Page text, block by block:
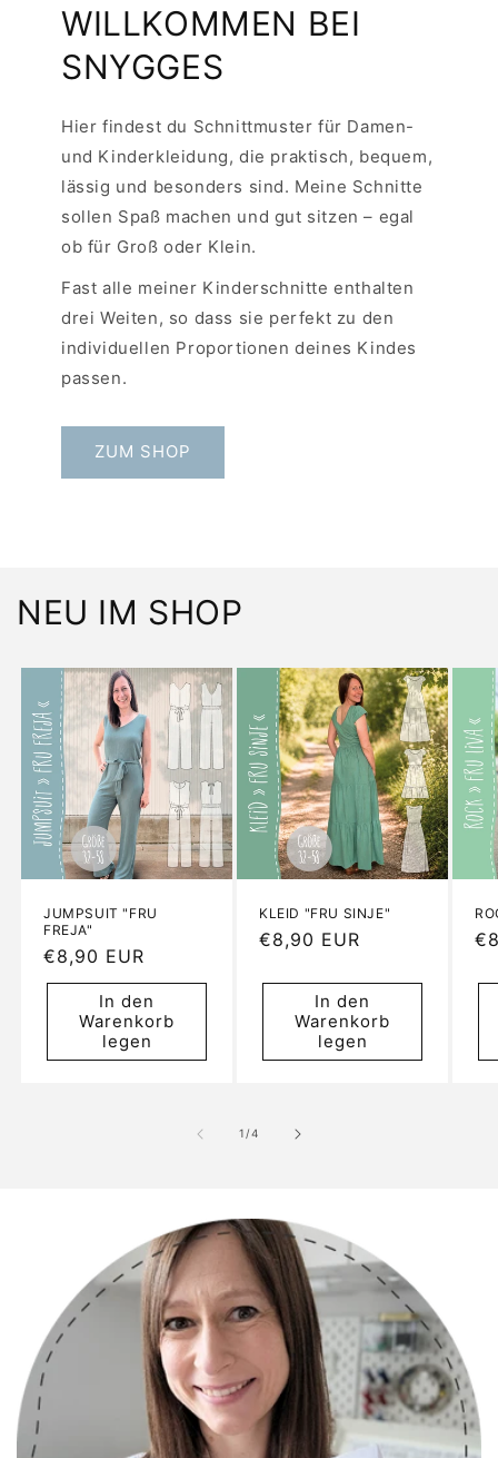
WILLKOMMEN BEI
SNYGGES
Hier findest du Schnittmuster für Damen-
und Kinderkleidung, die praktisch, bequem,
lässig und besonders sind. Meine Schnitte
sollen Spaß machen und gut sitzen – egal
ob für Groß oder Klein.
Fast alle meiner Kinderschnitte enthalten
drei Weiten, so dass sie perfekt zu den
individuellen Proportionen deines Kindes
passen.
ZUM SHOP
NEU IM SHOP
JUMPSUIT "FRU
FREJA"
Normaler
Preis
€8,90 EUR
In den
Warenkorb
legen
KLEID "FRU SINJE"
Normaler
€8,90 EUR
In den
Warenkorb
legen
1 /von
4